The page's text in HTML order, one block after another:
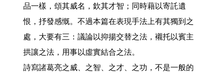
品一樣，頌其威名，欽其才智；同時藉以寄託遺
恨，抒發感慨。不過本篇在表現手法上有其獨到之
處，大要有三：議論以抑揚交替之法，襯托以賓主
拱讓之法，用事以虛實結合之法。
詩寫諸葛亮之威、之智、之才、之功，不是一般的